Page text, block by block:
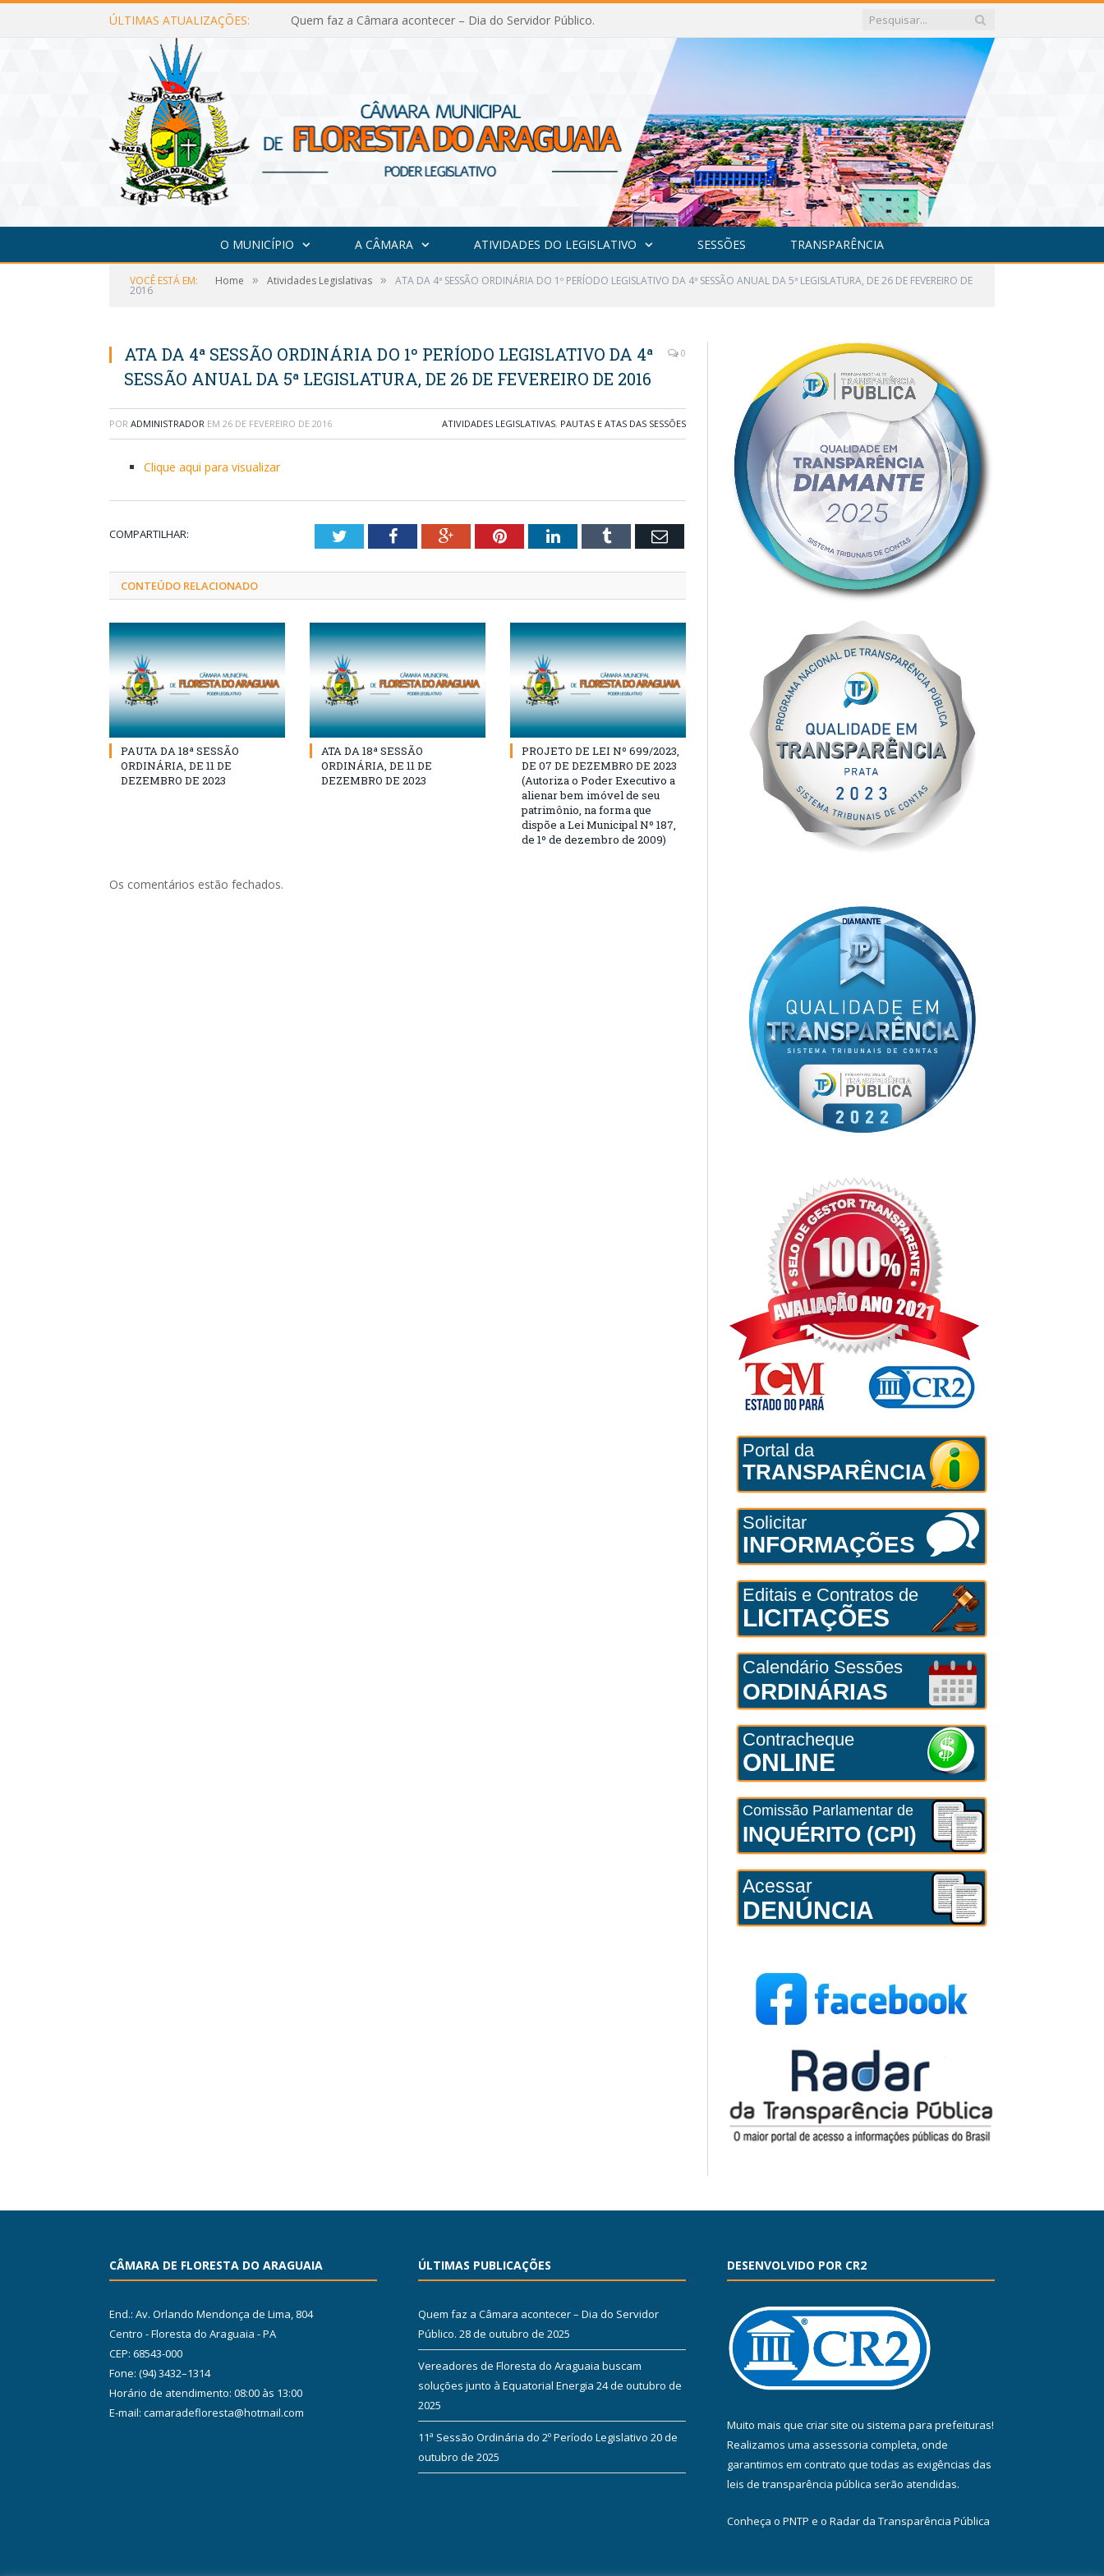
ÚLTIMAS ATUALIZAÇÕES: Quem faz a Câmara acontecer – Dia do Servidor Público.
O MUNICÍPIO A CÂMARA ATIVIDADES DO LEGISLATIVO SESSÕES TRANSPARÊNCIA
VOCÊ ESTÁ EM: Home » Atividades Legislativas » ATA DA 4ª SESSÃO ORDINÁRIA DO 1º PERÍODO LEGISLATIVO DA 4ª SESSÃO ANUAL DA 5ª LEGISLATURA, DE 26 DE FEVEREIRO DE
2016
ATA DA 4ª SESSÃO ORDINÁRIA DO 1º PERÍODO LEGISLATIVO DA 4ª
SESSÃO ANUAL DA 5ª LEGISLATURA, DE 26 DE FEVEREIRO DE 2016
0
POR ADMINISTRADOR EM 26 DE FEVEREIRO DE 2016 ATIVIDADES LEGISLATIVAS, PAUTAS E ATAS DAS SESSÕES
Clique aqui para visualizar
COMPARTILHAR: TwitterFacebookGoogle+PinterestLinkedInTumblr Email
CONTEÚDO RELACIONADO
PAUTA DA 18ª SESSÃO
ORDINÁRIA, DE 11 DE
DEZEMBRO DE 2023
ATA DA 18ª SESSÃO
ORDINÁRIA, DE 11 DE
DEZEMBRO DE 2023
PROJETO DE LEI Nº 699/2023,
DE 07 DE DEZEMBRO DE 2023
(Autoriza o Poder Executivo a
alienar bem imóvel de seu
patrimônio, na forma que
dispõe a Lei Municipal Nº 187,
de 1º de dezembro de 2009)
Os comentários estão fechados.
Portal da
TRANSPARÊNCIA
Solicitar
INFORMAÇÕES
Editais e Contratos de
LICITAÇÕES
Calendário Sessões
ORDINÁRIAS
Contracheque
ONLINE
Comissão Parlamentar de
INQUÉRITO (CPI)
Acessar
DENÚNCIA
CÂMARA DE FLORESTA DO ARAGUAIA
End.: Av. Orlando Mendonça de Lima, 804
Centro - Floresta do Araguaia - PA
CEP: 68543-000
Fone: (94) 3432–1314
Horário de atendimento: 08:00 às 13:00
E-mail: camaradefloresta@hotmail.com
ÚLTIMAS PUBLICAÇÕES
Quem faz a Câmara acontecer – Dia do Servidor
Público. 28 de outubro de 2025
Vereadores de Floresta do Araguaia buscam
soluções junto à Equatorial Energia 24 de outubro de
2025
11ª Sessão Ordinária do 2º Período Legislativo 20 de
outubro de 2025
DESENVOLVIDO POR CR2
Muito mais que criar site ou sistema para prefeituras!
Realizamos uma assessoria completa, onde
garantimos em contrato que todas as exigências das
leis de transparência pública serão atendidas.
Conheça o PNTP e o Radar da Transparência Pública